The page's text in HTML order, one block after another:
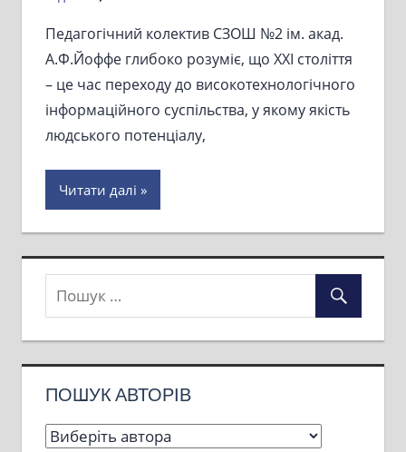
Педагогічний колектив СЗОШ №2 ім. акад.
А.Ф.Йоффе глибоко розуміє, що ХХІ століття
– це час переходу до високотехнологічного
інформаційного суспільства, у якому якість
людського потенціалу,
Читати далі
ПОШУК АВТОРІВ